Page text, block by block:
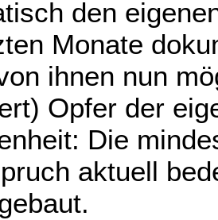
den
Monate
ihnen nun
Opfer der
Die
aktuell